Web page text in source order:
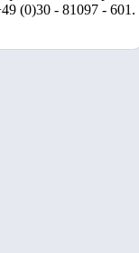
(0)30 - 81097 - 601.